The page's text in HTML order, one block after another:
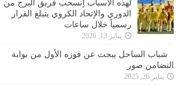
لهذه الأسباب إنسحب فريق البرج من
الدوري والإتحاد الكروي يتبلغ القرار
رسمياً خلال ساعات
يناير 13, 2026
شباب الساحل يبحث عن فوزه الأول من بوابة
التضامن صور
يناير 26, 2025